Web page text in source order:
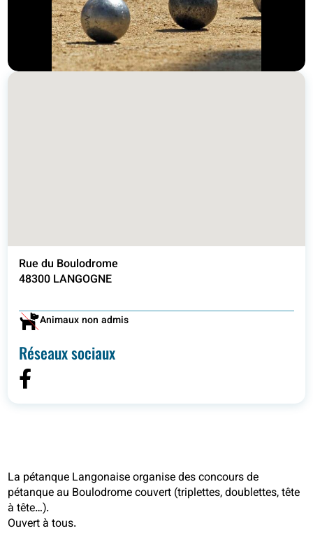
Rue du Boulodrome
48300 LANGOGNE
Animaux non admis
Réseaux sociaux
La pétanque Langonaise organise des concours de
pétanque au Boulodrome couvert (triplettes, doublettes, tête
à tête…).
Ouvert à tous.